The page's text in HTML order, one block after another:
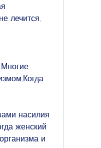
лечится,
насилия
женский
и